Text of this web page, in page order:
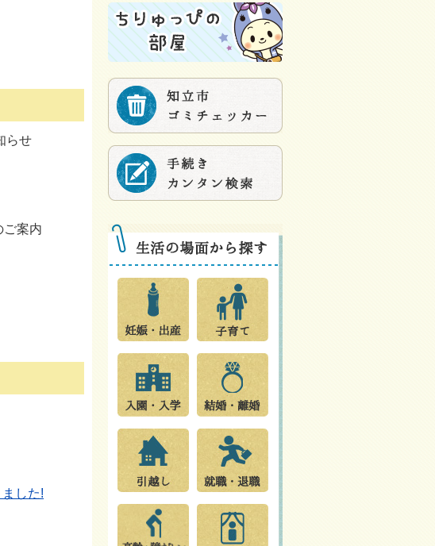
らせ
ご案内
した!